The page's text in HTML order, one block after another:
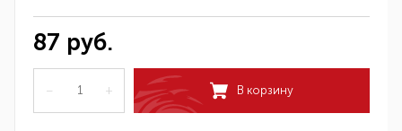
87 руб.
– + В корзину